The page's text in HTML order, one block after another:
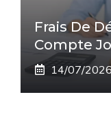
Frais De
Compte
14/07/2026